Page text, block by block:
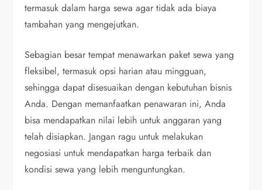
termasuk dalam harga sewa agar tidak ada biaya
tambahan yang mengejutkan.
Sebagian besar tempat menawarkan paket sewa yang
fleksibel, termasuk opsi harian atau mingguan,
sehingga dapat disesuaikan dengan kebutuhan bisnis
Anda. Dengan memanfaatkan penawaran ini, Anda
bisa mendapatkan nilai lebih untuk anggaran yang
telah disiapkan. Jangan ragu untuk melakukan
negosiasi untuk mendapatkan harga terbaik dan
kondisi sewa yang lebih menguntungkan.